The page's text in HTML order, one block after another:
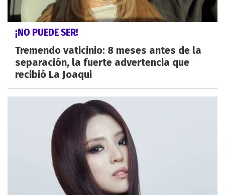
¡NO PUEDE SER!
Tremendo vaticinio: 8 meses antes de la
separación, la fuerte advertencia que
recibió La Joaqui